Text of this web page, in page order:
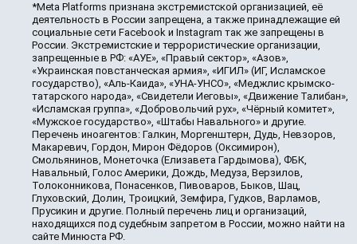
*Meta Platforms признана экстремистской организацией, её
деятельность в России запрещена, а также принадлежащие ей
социальные сети Facebook и Instagram так же запрещены в
России. Экстремистские и террористические организации,
запрещенные в РФ: «АУЕ», «Правый сектор», «Азов»,
«Украинская повстанческая армия», «ИГИЛ» (ИГ, Исламское
государство), «Аль-Каида», «УНА-УНСО», «Меджлис крымско-
татарского народа», «Свидетели Иеговы», «Движение Талибан»,
«Исламская группа», «Добровольчий рух», «Чёрный комитет»,
«Мужское государство», «Штабы Навального» и другие.
Перечень иноагентов: Галкин, Моргенштерн, Дудь, Невзоров,
Макаревич, Гордон, Мирон Фёдоров (Оксимирон),
Смольянинов, Монеточка (Елизавета Гардымова), ФБК,
Навальный, Голос Америки, Дождь, Медуза, Верзилов,
Толоконникова, Понасенков, Пивоваров, Быков, Шац,
Глуховский, Долин, Троицкий, Земфира, Гудков, Варламов,
Прусикин и другие. Полный перечень лиц и организаций,
находящихся под судебным запретом в России, можно найти на
сайте Минюста РФ.